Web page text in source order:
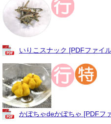
いりこスナック [PDFファイ
かぼちゃdeかぼちゃ [PDFフ